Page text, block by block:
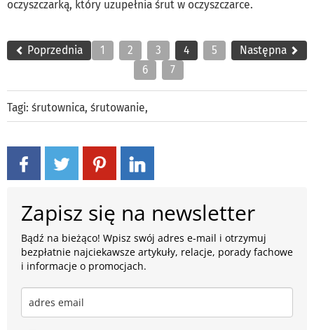
oczyszczarką, który uzupełnia śrut w oczyszczarce.
Poprzednia 1 2 3 4
5
6
7
Następna
Tagi: śrutownica, śrutowanie,
Zapisz się na newsletter
Bądź na bieżąco! Wpisz swój adres e-mail i otrzymuj
bezpłatnie najciekawsze artykuły, relacje, porady fachowe
i informacje o promocjach.